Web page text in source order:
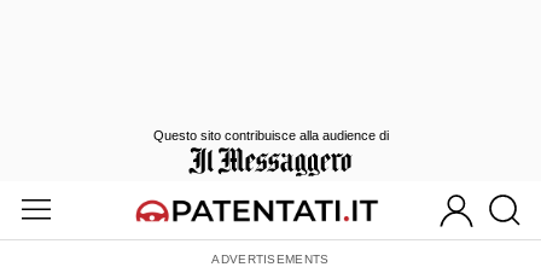
Questo sito contribuisce alla audience di